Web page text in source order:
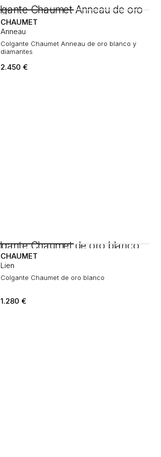
CHAUMET
Anneau
Colgante Chaumet Anneau de oro blanco y
diamantes
2.450 €
CHAUMET
Lien
Colgante Chaumet de oro blanco
1.280 €